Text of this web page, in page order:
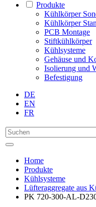
Produkte
Kühlkörper
Kühlkörper
PCB Montage
Stiftkühlkörper
Kühlsysteme
Gehäuse und
Isolierung und
Befestigung
DE
EN
FR
Home
Produkte
Kühlsysteme
Lüfteraggregate aus
PK 720-300-AL-